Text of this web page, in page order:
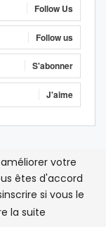
Follow Us
Follow us
S'abonner
J'aime
votre
êtes d'accord
si vous le
la suite